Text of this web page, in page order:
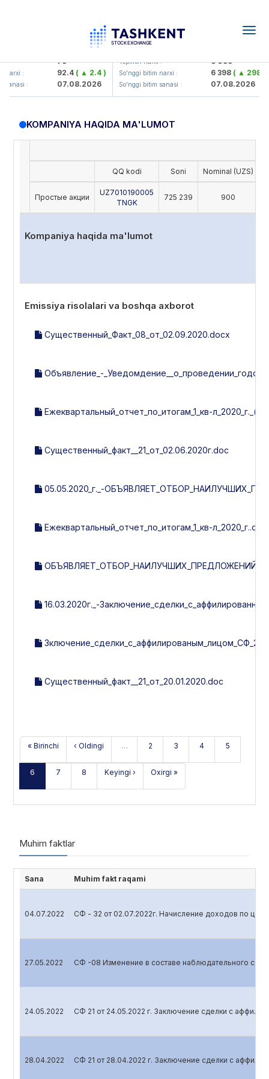
: 79
: 92.4( ▲ 2.4 )
: 07.08.2026
UZMK (<O'zmetkombinat> AJ)
Yopilish narxi : 6 099
So'nggi bitim narxi : 6 398( ▲
So'nggi bitim sanasi : 07.08.2026
KOMPANIYA HAQIDA MA'LUMOT
QQ kodi Soni Nominal (UZS)
Простые акции
UZ7010190005
TNGK
725 239 900
Kompaniya haqida ma'lumot
Emissiya risolalari va boshqa axborot
Существенный_Факт_08_от_02.09.2020.docx
Объявление_-
Ежеквартальный_отчет_по_итогам_1_кв-
Существенный_факт__21_от_02.06.2020г.doc
05.05.2020_г._-
Ежеквартальный_отчет_по_итогам_1_кв-
16.03.2020г._-
Существенный_факт__21_от_20.01.2020.doc
« Birinchi ‹ Oldingi … 2 3 4 5
6 7 8 Keyingi › Oxirgi »
Muhim faktlar
Sana Muhim fakt raqami
04.07.2022 СФ - 32 от 02.07.2022г. Начисление доходов по
27.05.2022 СФ -08 Изменение в составе наблюдательного
24.05.2022 СФ 21 от 24.05.2022 г. Заключение сделки с
28.04.2022 СФ 21 от 28.04.2022 г. Заключение сделки с